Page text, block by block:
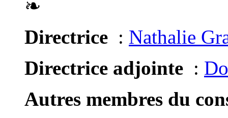
❧
Directrice : Nathalie
Directrice adjointe :
Autres membres du